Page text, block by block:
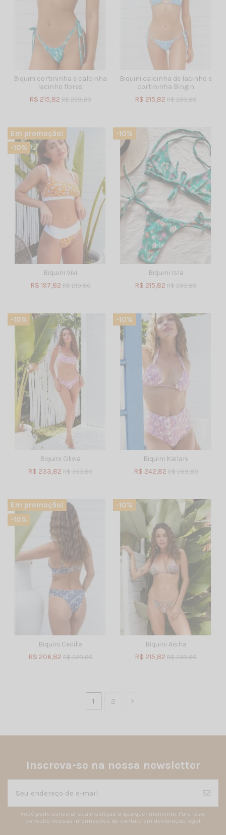
Biquini cortininha e calcinha
lacinho flores
R$ 215,82 R$ 239,80
Biquini calcinha de lacinho e
cortininha Bingin
R$ 215,82 R$ 239,80
Em promoção!
-10%
Biquini Vivi
R$ 197,82 R$ 219,80
-10%
Biquini Isla
R$ 215,82 R$ 239,80
-10%
Biquini Olivia
R$ 233,82 R$ 259,80
-10%
Biquini Kailani
R$ 242,82 R$ 269,80
Em promoção!
-10%
Biquini Cecilia
R$ 206,82 R$ 229,80
-10%
Biquini Aisha
R$ 215,82 R$ 239,80
1 2
Inscreva-se na nossa newsletter
Você pode cancelar sua inscrição a qualquer momento. Para isso,
consulte nossas informações de contato em declaração legal.